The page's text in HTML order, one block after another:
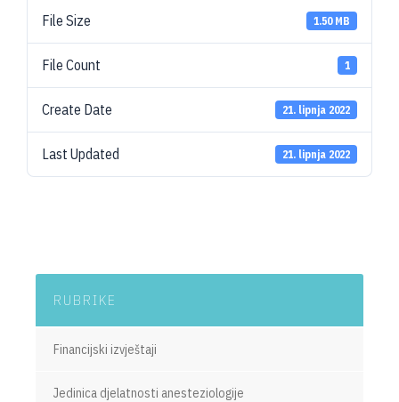
File Size 1.50 MB
File Count 1
Create Date 21. lipnja 2022
Last Updated 21. lipnja 2022
RUBRIKE
Financijski izvještaji
Jedinica djelatnosti anesteziologije